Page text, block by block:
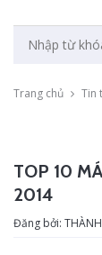
Trang chủ Tin
TOP 10
2014
Đăng bởi: